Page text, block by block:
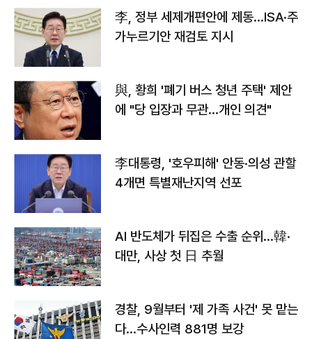
李, 정부 세제개편안에 제동…ISA·주
가누르기안 재검토 지시
與, 황희 '폐기 버스 청년 주택' 제안
에 "당 입장과 무관…개인 의견"
李대통령, '호우피해' 안동·의성 관할
4개면 특별재난지역 선포
AI 반도체가 뒤집은 수출 순위…韓·
대만, 사상 첫 日 추월
경찰, 9월부터 '제 가족 사건' 못 맡는
다…수사인력 881명 보강